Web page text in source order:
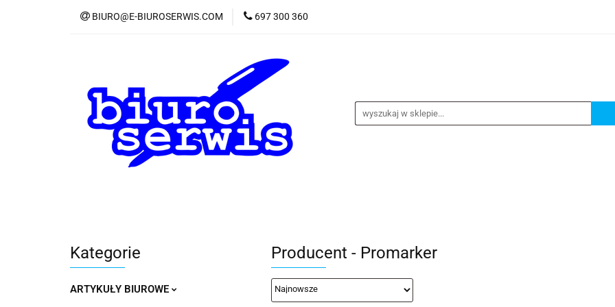
BIURO@E-BIUROSERWIS.COM 697 300 360
Kategorie
ARTYKUŁY BIUROWE
Producent - Promarker